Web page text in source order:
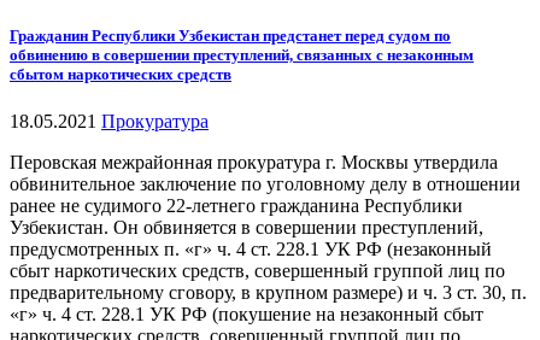
Гражданин Республики Узбекистан предстанет перед судом по
обвинению в совершении преступлений, связанных с незаконным
сбытом наркотических средств
18.05.2021 Прокуратура
Перовская межрайонная прокуратура г. Москвы утвердила
обвинительное заключение по уголовному делу в отношении
ранее не судимого 22-летнего гражданина Республики
Узбекистан. Он обвиняется в совершении преступлений,
предусмотренных п. «г» ч. 4 ст. 228.1 УК РФ (незаконный
сбыт наркотических средств, совершенный группой лиц по
предварительному сговору, в крупном размере) и ч. 3 ст. 30, п.
«г» ч. 4 ст. 228.1 УК РФ (покушение на незаконный сбыт
наркотических средств, совершенный группой лиц по